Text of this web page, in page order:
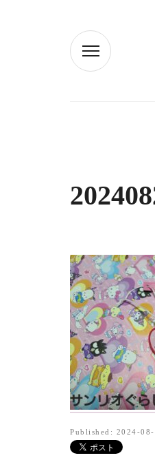
Published: 2024-08-